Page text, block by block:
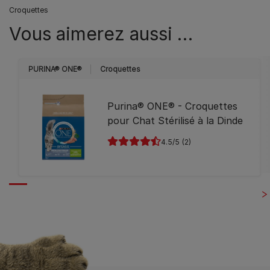
Croquettes
Vous aimerez aussi …
PURINA® ONE® Croquettes
Purina® ONE® - Croquettes
pour Chat Stérilisé à la Dinde
4.5 (2)